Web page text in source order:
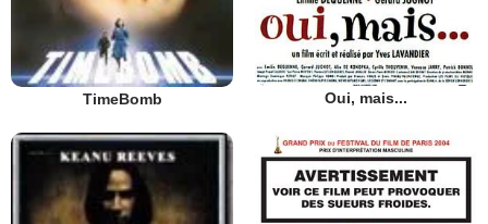
TimeBomb Oui, mais...